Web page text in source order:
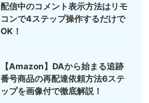
配信中のコメント表示方法はリモ
コンで4ステップ操作するだけで
OK！
【Amazon】DAから始まる追跡
番号商品の再配達依頼方法6ステ
ップを画像付で徹底解説！